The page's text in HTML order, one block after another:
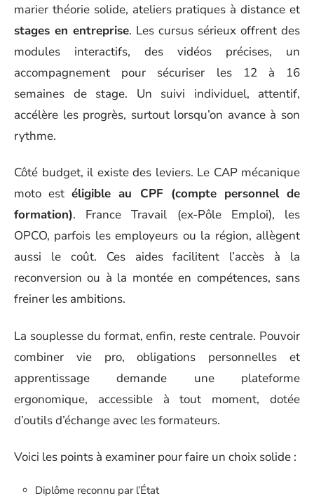
marier théorie solide, ateliers pratiques à distance et
stages en entreprise. Les cursus sérieux offrent des
modules interactifs, des vidéos précises, un
accompagnement pour sécuriser les 12 à 16
semaines de stage. Un suivi individuel, attentif,
accélère les progrès, surtout lorsqu’on avance à son
rythme.
Côté budget, il existe des leviers. Le CAP mécanique
moto estéligible au CPF (compte personnel de
formation). France Travail (ex-Pôle Emploi), les
OPCO, parfois les employeurs ou la région, allègent
aussi le coût. Ces aides facilitent l’accès à la
reconversion ou à la montée en compétences, sans
freiner les ambitions.
La souplesse du format, enfin, reste centrale. Pouvoir
combiner vie pro, obligations personnelles et
apprentissage demande une plateforme
ergonomique, accessible à tout moment, dotée
d’outils d’échange avec les formateurs.
Voici les points à examiner pour faire un choix solide :
Diplôme reconnu par l’État